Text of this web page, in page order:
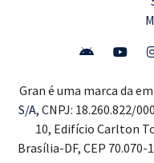
Gran é uma marca da
S/A, CNPJ: 18.260.822/
10, Edifício Carlton
Brasília-DF, CEP